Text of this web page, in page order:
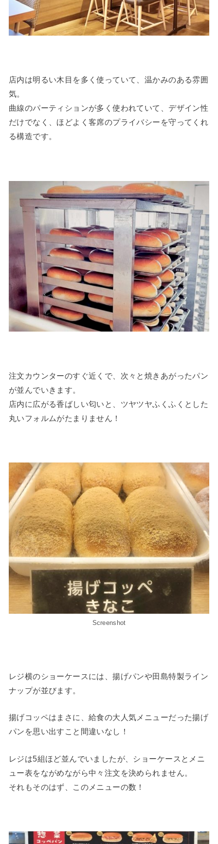
店内は明るい木目を多く使っていて、温かみのある雰囲
気。
曲線のパーティションが多く使われていて、デザイン性
だけでなく、ほどよく客席のプライバシーを守ってくれ
る構造です。
注文カウンターのすぐ近くで、次々と焼きあがったパン
が並んでいきます。
店内に広がる香ばしい匂いと、ツヤツヤふくふくとした
丸いフォルムがたまりません！
Screenshot
レジ横のショーケースには、揚げパンや田島特製ライン
ナップが並びます。
揚げコッペはまさに、給食の大人気メニューだった揚げ
パンを思い出すこと間違いなし！
レジは5組ほど並んでいましたが、ショーケースとメニ
ュー表をながめながら中々注文を決められません。
それもそのはず、このメニューの数！